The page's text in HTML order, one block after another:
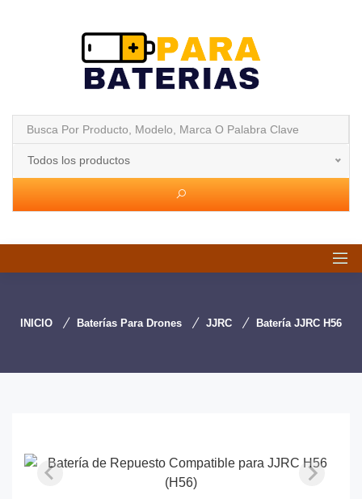
Todos los productos
INICIO Baterías Para Drones JJRC Batería JJRC H56